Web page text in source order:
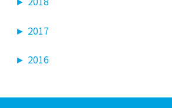
► 2017
► 2016